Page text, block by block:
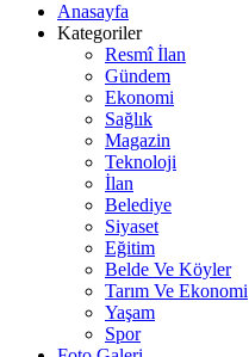
Anasayfa
Kategoriler
Resmî İlan
Gündem
Ekonomi
Sağlık
Magazin
Teknoloji
İlan
Belediye
Siyaset
Eğitim
Belde Ve Köyler
Tarım Ve Ekonomi
Yaşam
Spor